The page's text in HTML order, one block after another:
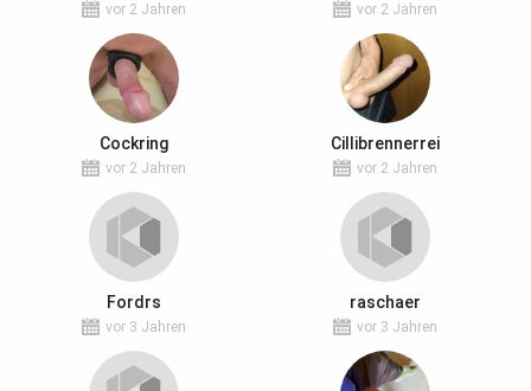
vor 2 Jahren vor 2 Jahren
Cockring
vor 2 Jahren
Cillibrennerrei
vor 2 Jahren
Fordrs
vor 3 Jahren
raschaer
vor 3 Jahren